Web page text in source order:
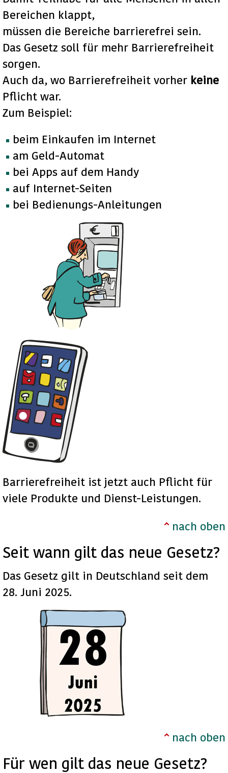
Bereichen klappt,
müssen die Bereiche barrierefrei sein.
Das Gesetz soll für mehr Barrierefreiheit
sorgen.
Auch da, wo Barrierefreiheit vorher keine
Pflicht war.
Zum Beispiel:
beim Einkaufen im Internet
am Geld-Automat
bei Apps auf dem Handy
auf Internet-Seiten
bei Bedienungs-Anleitungen
Barrierefreiheit ist jetzt auch Pflicht für
viele Produkte und Dienst-Leistungen.
nach oben
Seit wann gilt das neue Gesetz?
Das Gesetz gilt in Deutschland seit dem
28. Juni 2025.
nach oben
Für wen gilt das neue Gesetz?